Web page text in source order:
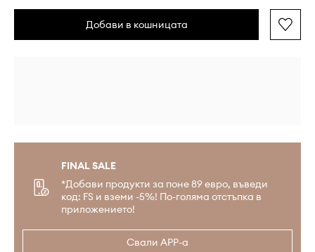
Добави в кошницата
FINAL SALE
*Добави продукти за поне 89 евро, въведи
код: FS и вземи -5%! По-голяма отстъпка в
приложението!
Свали APP-а